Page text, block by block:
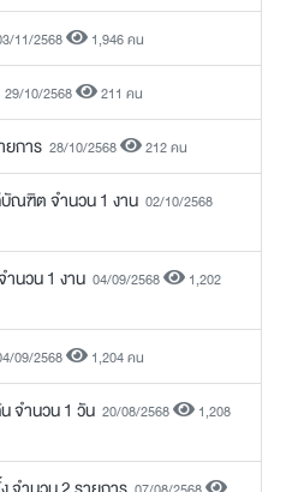
11/2568 1,946 คน
29/10/2568 211 คน
ยการ 28/10/2568 212 คน
ณฑิต จำนวน 1 งาน 02/10/2568
ำนวน 1 งาน 04/09/2568
1,202
09/2568 1,204 คน
จำนวน 1 วัน 20/08/2568
1,208